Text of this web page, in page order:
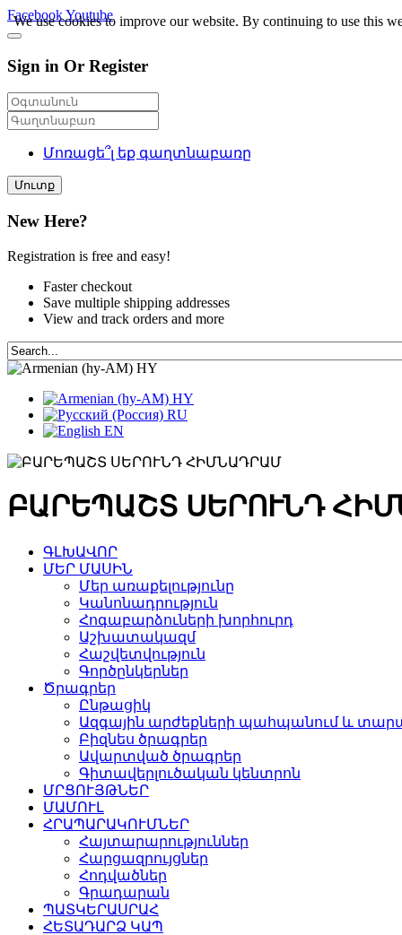
FacebookYoutube
Sign in Or Register
Մոռացե՞լ եք գաղտնաբառը
Մուտք
New Here?
Registration is free and easy!
Faster checkout
Save multiple shipping addresses
View and track orders and more
HY
HY
RU
EN
ԲԱՐԵՊԱՇՏ ՍԵՐՈՒՆԴ
ԳԼԽԱՎՈՐ
ՄԵՐ ՄԱՍԻՆ
Մեր առաքելությունը
Կանոնադրություն
Հոգաբարձուների խորհուրդ
Աշխատակազմ
Հաշվետվություն
Գործընկերներ
Ծրագրեր
Ընթացիկ
Ազգային արժեքների պահպանում և
Բիզնես ծրագրեր
Ավարտված ծրագրեր
Գիտավերլուծական կենտրոն
ՄՐՑՈՒՅԹՆԵՐ
ՄԱՄՈՒԼ
ՀՐԱՊԱՐԱԿՈՒՄՆԵՐ
Հայտարարություններ
Հարցազրույցներ
Հոդվածներ
Գրադարան
ՊԱՏԿԵՐԱՍՐԱՀ
ՀԵՏԱԴԱՐՁ ԿԱՊ
We use cookies to improve our website. By continuing to use this